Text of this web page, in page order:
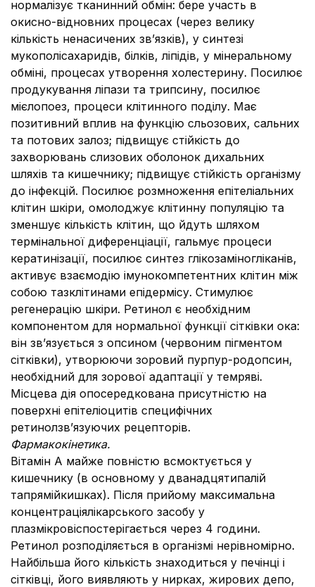
нормалізує тканинний обмін: бере участь в
окисно-відновних процесах (через велику
кількість ненасичених зв’язків), у синтезі
мукополісахаридів, білків, ліпідів, у мінеральному
обміні, процесах утворення холестерину. Посилює
продукування ліпази та трипсину, посилює
мієлопоез, процеси клітинного поділу. Має
позитивний вплив на функцію сльозових, сальних
та потових залоз; підвищує стійкість до
захворювань слизових оболонок дихальних
шляхів та кишечнику; підвищує стійкість організму
до інфекцій. Посилює розмноження епітеліальних
клітин шкіри, омолоджує клітинну популяцію та
зменшує кількість клітин, що йдуть шляхом
термінальної диференціації, гальмує процеси
кератинізації, посилює синтез глікозаміногліканів,
активує взаємодію імунокомпетентних клітин між
собою тазклітинами епідермісу. Стимулює
регенерацію шкіри. Ретинол є необхідним
компонентом для нормальної функції сітківки ока:
він зв’язується з опсином (червоним пігментом
сітківки), утворюючи зоровий пурпур-родопсин,
необхідний для зорової адаптації у темряві.
Місцева дія опосередкована присутністю на
поверхні епітеліоцитів специфічних
ретинолзв’язуючих рецепторів.
Фармакокінетика.
Вітамін А майже повністю всмоктується у
кишечнику (в основному у дванадцятипалій
тапрямійкишках). Після прийому максимальна
концентраціялікарського засобу у
плазмікровіспостерігається через 4 години.
Ретинол розподіляється в організмі нерівномірно.
Найбільша його кількість знаходиться у печінці i
ciткiвцi, його виявляють у нирках, жирових депо,